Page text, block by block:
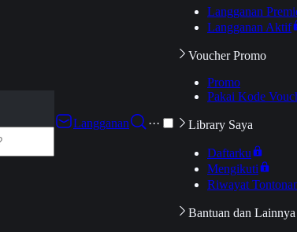
Langganan
···
Langganan
Langganan Aktif
Voucher Promo
Promo
Pakai Kode
Library Saya
Daftarku
Mengikuti
Riwayat
Bantuan dan Lainnya